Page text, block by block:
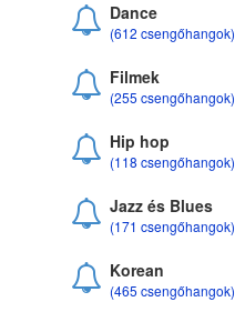
Dance
(612 csengőhangok)
Filmek
(255 csengőhangok)
Hip hop
(118 csengőhangok)
Jazz és Blues
(171 csengőhangok)
Korean
(465 csengőhangok)